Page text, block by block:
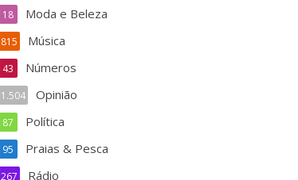
Moda e Beleza
18
Música
815
Números
43
Opinião
1.504
Política
87
Praias & Pesca
95
Rádio
267